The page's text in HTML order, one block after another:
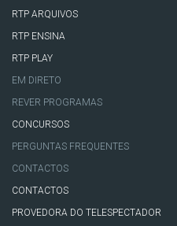
RTP ARQUIVOS
RTP ENSINA
RTP PLAY
EM DIRETO
REVER PROGRAMAS
CONCURSOS
PERGUNTAS FREQUENTES
CONTACTOS
CONTACTOS
PROVEDORA DO TELESPECTADOR